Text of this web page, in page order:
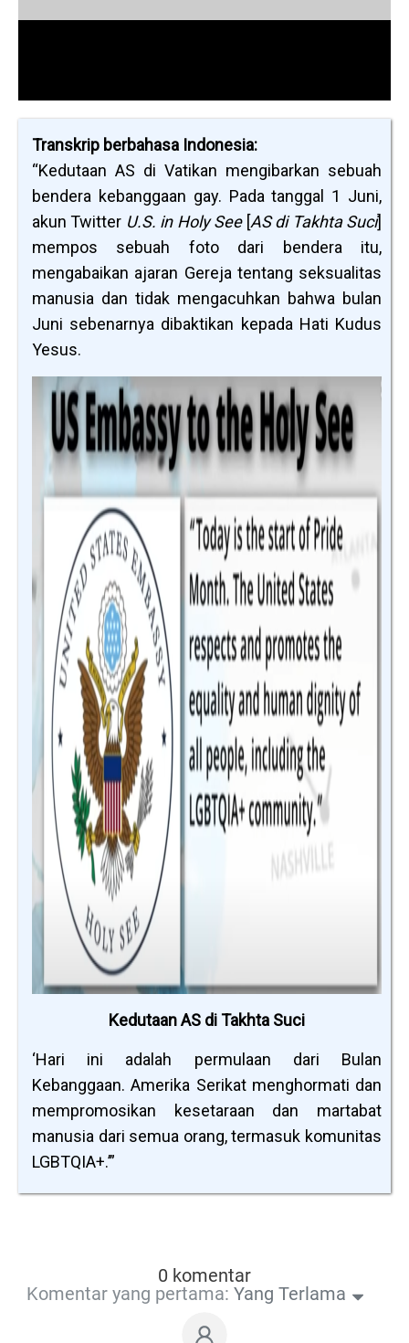
Transkrip berbahasa Indonesia:
“Kedutaan AS di Vatikan mengibarkan sebuah
bendera kebanggaan gay. Pada tanggal 1 Juni,
akun Twitter U.S. in Holy See [AS di Takhta Suci]
mempos sebuah foto dari bendera itu,
mengabaikan ajaran Gereja tentang seksualitas
manusia dan tidak mengacuhkan bahwa bulan
Juni sebenarnya dibaktikan kepada Hati Kudus
Yesus.
Kedutaan AS di Takhta Suci
‘Hari ini adalah permulaan dari Bulan
Kebanggaan. Amerika Serikat menghormati dan
mempromosikan kesetaraan dan martabat
manusia dari semua orang, termasuk komunitas
LGBTQIA+.’”
0 komentar
Komentar yang pertama: Yang Terlama